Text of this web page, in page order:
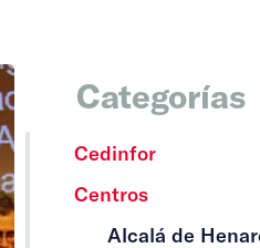
Categorías
Cedinfor
Centros
Alcalá de